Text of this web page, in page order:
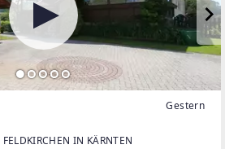
Gestern
IN KÄRNTEN